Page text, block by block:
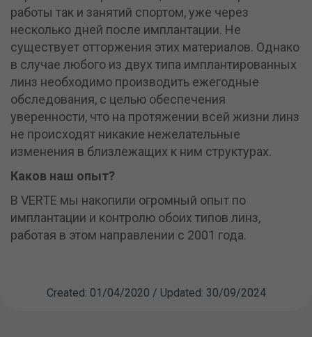
работы так и занятий спортом, уже через
несколько дней после имплантации. Не
существует отторжения этих материалов. Однако
в случае любого из двух типа имплантированных
линз необходимо производить ежегодные
обследования, с целью обеспечения
уверенности, что на протяжении всей жизни линз
не происходят никакие нежелательные
изменения в близлежащих к ним структурах.
Каков наш опыт?
В VERTE мы накопили огромный опыт по
имплантации и контролю обоих типов линз,
работая в этом направлении с 2001 года.
Created: 01/04/2020 / Updated: 30/09/2024